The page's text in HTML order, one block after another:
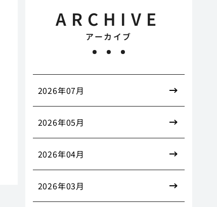
ARCHIVE
アーカイブ
2026年07月
2026年05月
2026年04月
2026年03月